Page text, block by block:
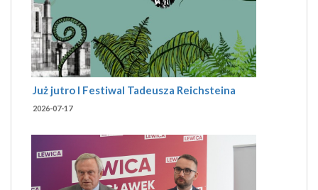
Już jutro I Festiwal Tadeusza Reichsteina
2026-07-17